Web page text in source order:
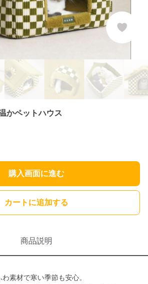
かペットハウス
購入画面に進む
カートに追加する
商品説明
素材で寒い季節も安心。